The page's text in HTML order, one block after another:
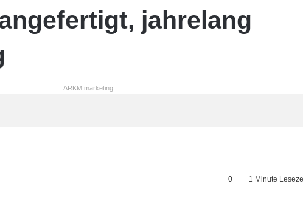
jahrelang
ARKM.marketing
0 1 Minute